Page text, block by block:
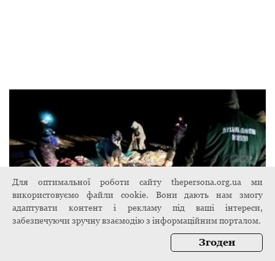
У Сулинському заказнику виявили
Для оптимальної роботи сайту thepersona.org.ua ми
використовуємо файли cookie. Вони дають нам змогу
адаптувати контент і рекламу під ваші інтереси,
забезпечуючи зручну взаємодію з інформаційним порталом.
Згоден